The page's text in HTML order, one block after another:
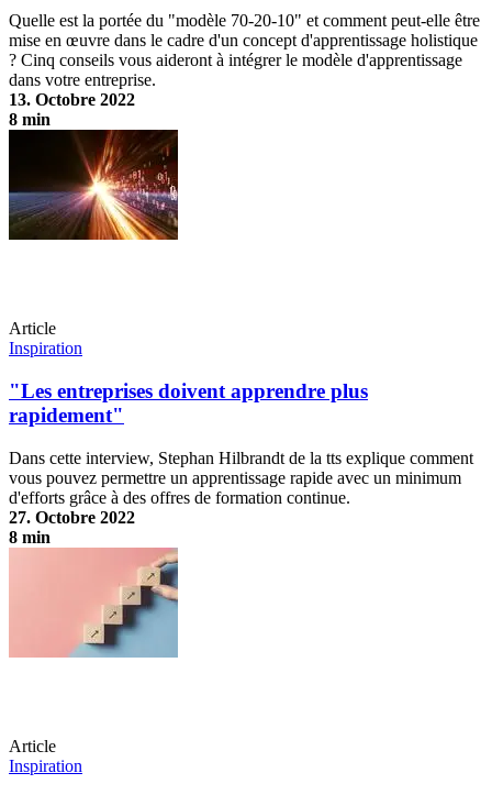
Quelle est la portée du "modèle 70-20-10" et comment peut-elle être
mise en œuvre dans le cadre d'un concept d'apprentissage holistique
? Cinq conseils vous aideront à intégrer le modèle d'apprentissage
dans votre entreprise.
13. Octobre 2022
8 min
70-20-10 - la formule du succès pour l'apprentissage ?
Article
Inspiration
"Les entreprises doivent apprendre plus
rapidement"
Dans cette interview, Stephan Hilbrandt de la tts explique comment
vous pouvez permettre un apprentissage rapide avec un minimum
d'efforts grâce à des offres de formation continue.
27. Octobre 2022
8 min
"Les entreprises doivent apprendre plus rapidement"
Article
Inspiration